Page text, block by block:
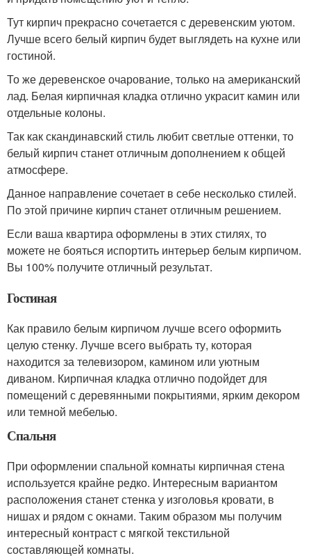
Тут кирпич прекрасно сочетается с деревенским уютом.
Лучше всего белый кирпич будет выглядеть на кухне или
гостиной.
То же деревенское очарование, только на американский
лад. Белая кирпичная кладка отлично украсит камин или
отдельные колоны.
Так как скандинавский стиль любит светлые оттенки, то
белый кирпич станет отличным дополнением к общей
атмосфере.
Данное направление сочетает в себе несколько стилей.
По этой причине кирпич станет отличным решением.
Если ваша квартира оформлены в этих стилях, то
можете не бояться испортить интерьер белым кирпичом.
Вы 100% получите отличный результат.
Гостиная
Как правило белым кирпичом лучше всего оформить
целую стенку. Лучше всего выбрать ту, которая
находится за телевизором, камином или уютным
диваном. Кирпичная кладка отлично подойдет для
помещений с деревянными покрытиями, ярким декором
или темной мебелью.
Спальня
При оформлении спальной комнаты кирпичная стена
используется крайне редко. Интересным вариантом
расположения станет стенка у изголовья кровати, в
нишах и рядом с окнами. Таким образом мы получим
интересный контраст с мягкой текстильной
составляющей комнаты.